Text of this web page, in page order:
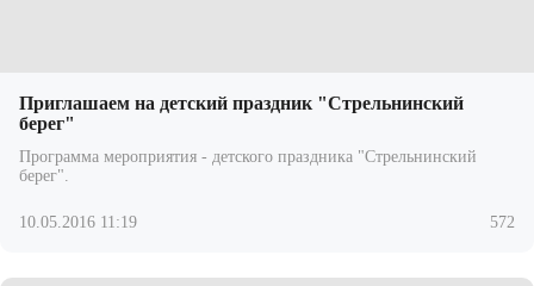
Приглашаем на детский праздник "Стрельнинский
берег"
Программа мероприятия - детского праздника "Стрельнинский
берег".
10.05.2016 11:19 572